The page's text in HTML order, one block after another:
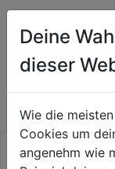
WEITERE
KATEGORIE
Deine
dieser
Wie die
Cookies um
angenehm wie